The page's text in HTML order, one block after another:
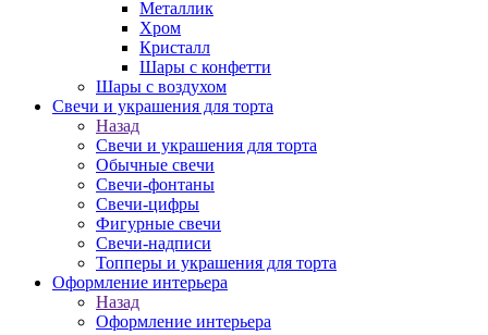
Металлик
Хром
Кристалл
Шары с конфетти
Шары с воздухом
Свечи и украшения для торта
Назад
Свечи и украшения для торта
Обычные свечи
Свечи-фонтаны
Свечи-цифры
Фигурные свечи
Свечи-надписи
Топперы и украшения для торта
Оформление интерьера
Назад
Оформление интерьера